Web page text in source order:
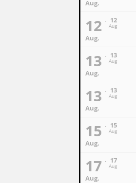
Aug.
12
Aug
12
Aug.
13
Aug
13
Aug.
13
Aug
13
Aug.
15
Aug
15
Aug.
17
Aug
17
Aug.